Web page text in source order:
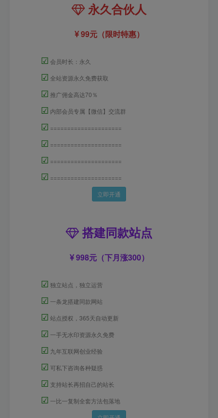
永久合伙人
99元（限时特惠）
☑ 会员时长：永久
☑ 全站资源永久免费获取
☑ 推广佣金高达70％
☑ 内部会员专属【微信】交流群
☑ =====================
☑ =====================
☑ =====================
☑ =====================
立即开通
搭建同款站点
998元（下月涨300）
☑ 独立站点，独立运营
☑ 一条龙搭建同款网站
☑ 站点授权，365天自动更新
☑ 一手无水印资源永久免费
☑ 九年互联网创业经验
☑ 可私下咨询各种疑惑
☑ 支持站长再招自己的站长
☑ 一比一复制全套方法包落地